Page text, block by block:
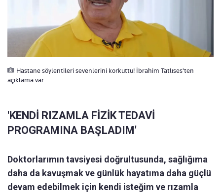
Hastane söylentileri sevenlerini korkuttu! İbrahim Tatlıses'ten
açıklama var
'KENDİ RIZAMLA FİZİK TEDAVİ
PROGRAMINA BAŞLADIM'
Doktorlarımın tavsiyesi doğrultusunda, sağlığıma
daha da kavuşmak ve günlük hayatıma daha güçlü
devam edebilmek için kendi isteğim ve rızamla